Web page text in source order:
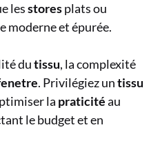
lesstoresplats ou
moderne et épurée.
dutissu, la complexité
. Privilégiez untissu
la praticitéau
le budget et en